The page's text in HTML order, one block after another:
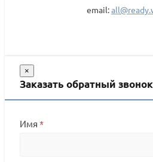
email:
×
Заказать обратный звонок
Имя *